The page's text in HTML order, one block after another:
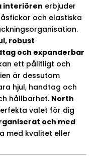
interiören erbjuder
och elastiska
robust
och expanderbar
ett pålitligt och
är dessutom
hjul, handtag och
hållbarhet. North
valet för dig
och med
med kvalitet eller